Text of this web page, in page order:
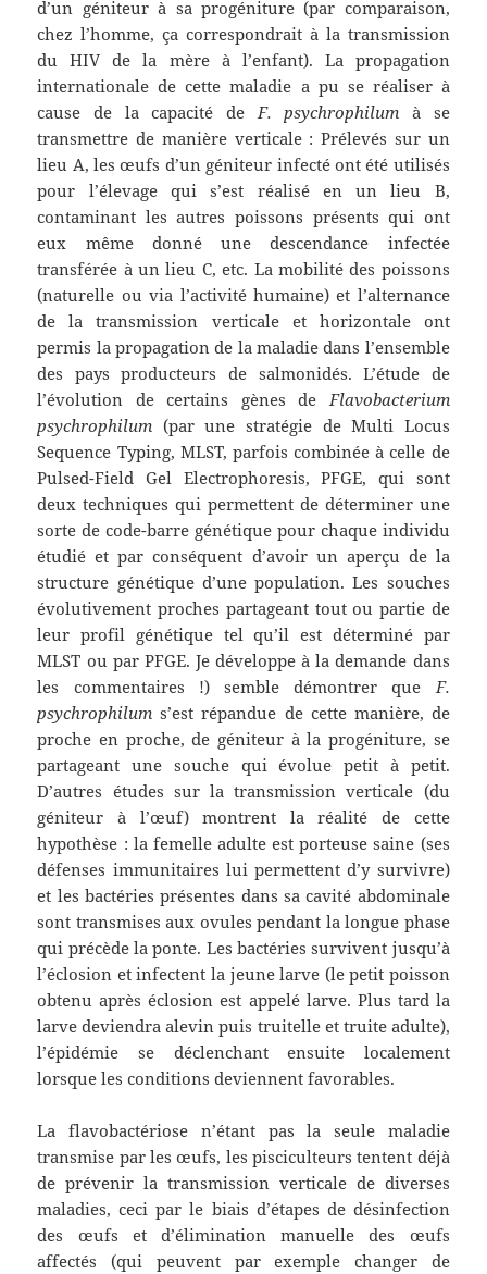
d’un géniteur à sa progéniture (par comparaison,
chez l’homme, ça correspondrait à la transmission
du HIV de la mère à l’enfant). La propagation
internationale de cette maladie a pu se réaliser à
cause de la capacité de F. psychrophilum à se
transmettre de manière verticale : Prélevés sur un
lieu A, les œufs d’un géniteur infecté ont été utilisés
pour l’élevage qui s’est réalisé en un lieu B,
contaminant les autres poissons présents qui ont
eux même donné une descendance infectée
transférée à un lieu C, etc. La mobilité des poissons
(naturelle ou via l’activité humaine) et l’alternance
de la transmission verticale et horizontale ont
permis la propagation de la maladie dans l’ensemble
des pays producteurs de salmonidés. L’étude de
l’évolution de certains gènes de Flavobacterium
psychrophilum (par une stratégie de Multi Locus
Sequence Typing, MLST, parfois combinée à celle de
Pulsed-Field Gel Electrophoresis, PFGE, qui sont
deux techniques qui permettent de déterminer une
sorte de code-barre génétique pour chaque individu
étudié et par conséquent d’avoir un aperçu de la
structure génétique d’une population. Les souches
évolutivement proches partageant tout ou partie de
leur profil génétique tel qu’il est déterminé par
MLST ou par PFGE. Je développe à la demande dans
les commentaires !) semble démontrer que F.
psychrophilum s’est répandue de cette manière, de
proche en proche, de géniteur à la progéniture, se
partageant une souche qui évolue petit à petit.
D’autres études sur la transmission verticale (du
géniteur à l’œuf) montrent la réalité de cette
hypothèse : la femelle adulte est porteuse saine (ses
défenses immunitaires lui permettent d’y survivre)
et les bactéries présentes dans sa cavité abdominale
sont transmises aux ovules pendant la longue phase
qui précède la ponte. Les bactéries survivent jusqu’à
l’éclosion et infectent la jeune larve (le petit poisson
obtenu après éclosion est appelé larve. Plus tard la
larve deviendra alevin puis truitelle et truite adulte),
l’épidémie se déclenchant ensuite localement
lorsque les conditions deviennent favorables.
La flavobactériose n’étant pas la seule maladie
transmise par les œufs, les pisciculteurs tentent déjà
de prévenir la transmission verticale de diverses
maladies, ceci par le biais d’étapes de désinfection
des œufs et d’élimination manuelle des œufs
affectés (qui peuvent par exemple changer de